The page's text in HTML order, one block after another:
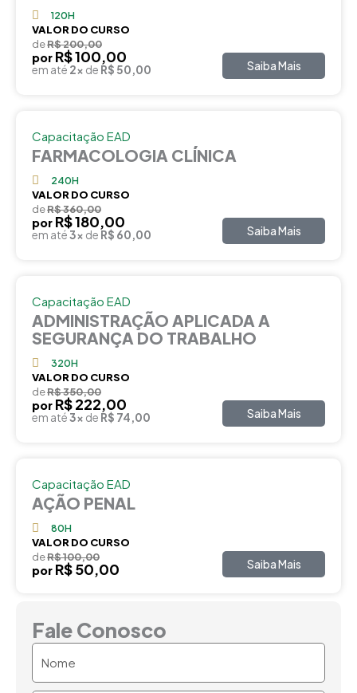
120H
VALOR DO CURSO
deR$ 200,00
por R$ 100,00
em até 2x de R$ 50,00 Saiba Mais
Capacitação EAD
FARMACOLOGIA CLÍNICA
240H
VALOR DO CURSO
deR$ 360,00
por R$ 180,00
em até3x de R$ 60,00 Saiba Mais
Capacitação EAD
ADMINISTRAÇÃO APLICADA A
SEGURANÇA DO TRABALHO
320H
VALOR DO CURSO
deR$ 350,00
por R$ 222,00
em até3x de R$ 74,00 Saiba Mais
Capacitação EAD
AÇÃO PENAL
80H
VALOR DO CURSO
deR$ 100,00
por R$ 50,00 Saiba Mais
Fale Conosco